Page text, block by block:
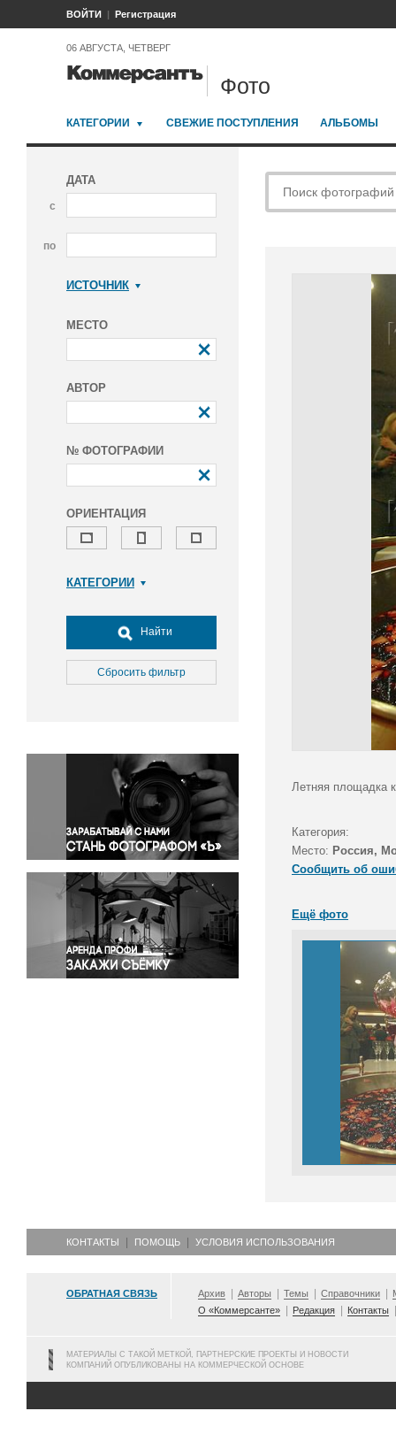
ВОЙТИ Регистрация
06 АВГУСТА, ЧЕТВЕРГ
Фото
КАТЕГОРИИ СВЕЖИЕ ПОСТУПЛЕНИЯ АЛЬБОМЫ
ДАТА
с
по
ИСТОЧНИК
МЕСТО
АВТОР
№ ФОТОГРАФИИ
ОРИЕНТАЦИЯ
КАТЕГОРИИ
Досуг, туризм и отдых
Культура
Медицина
Окружающая среда
Политика
Правосудие
Происшествия и конфликты
Религия
Светская жизнь
Спорт
Экология
Экономика и бизнес
Найти
Сбросить фильтр
Летняя площадка
Категория:
Место: Россия,
Сообщить об
Ещё фото
КОНТАКТЫ ПОМОЩЬ УСЛОВИЯ ИСПОЛЬЗОВАНИЯ
ОБРАТНАЯ СВЯЗЬ Архив Авторы Темы Справочники
О «Коммерсанте»
Редакция Контакты
МАТЕРИАЛЫ С ТАКОЙ МЕТКОЙ, ПАРТНЕРСКИЕ ПРОЕКТЫ И НОВОСТИ
КОМПАНИЙ ОПУБЛИКОВАНЫ НА КОММЕРЧЕСКОЙ ОСНОВЕ